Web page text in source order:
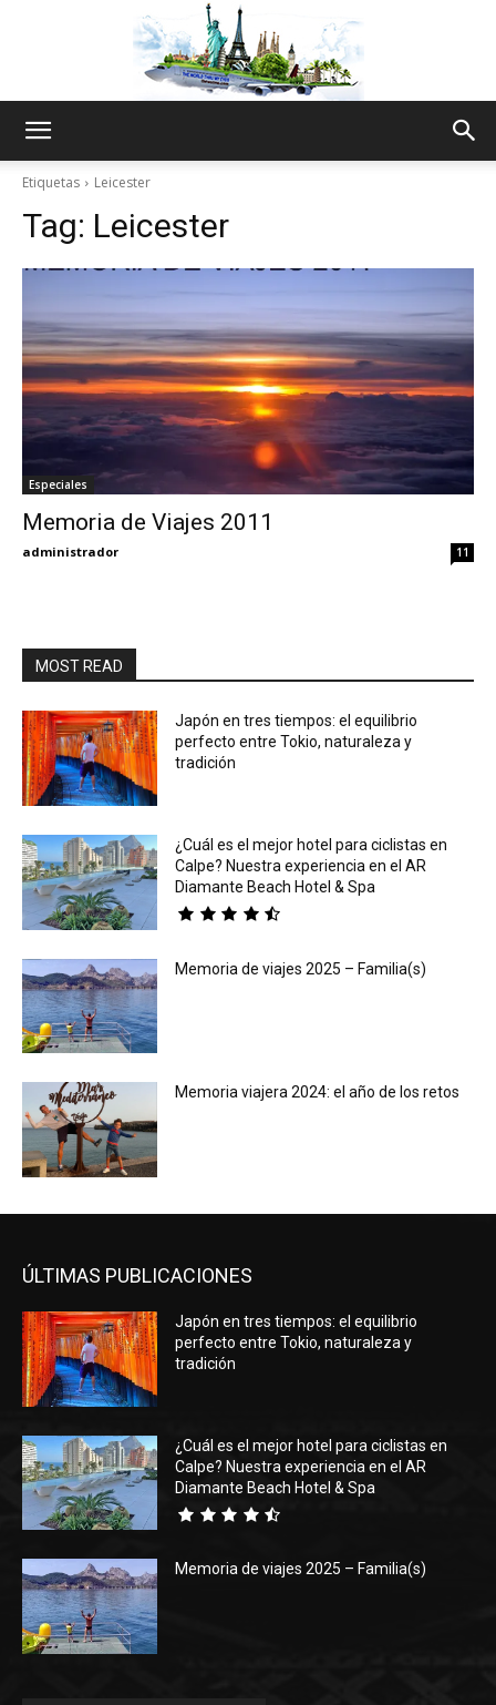
Thru
My
Etiquetas Leicester
Tag: Leicester
Especiales
Memoria de Viajes 2011
administrador 11
MOST READ
Japón en tres tiempos: el equilibrio
perfecto entre Tokio, naturaleza y
tradición
¿Cuál es el mejor hotel para ciclistas en
Calpe? Nuestra experiencia en el AR
Diamante Beach Hotel & Spa
Memoria de viajes 2025 – Familia(s)
Memoria viajera 2024: el año de los retos
ÚLTIMAS PUBLICACIONES
Japón en tres tiempos: el equilibrio
perfecto entre Tokio, naturaleza y
tradición
¿Cuál es el mejor hotel para ciclistas en
Calpe? Nuestra experiencia en el AR
Diamante Beach Hotel & Spa
Memoria de viajes 2025 – Familia(s)